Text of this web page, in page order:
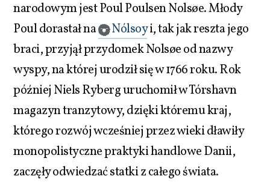
narodowym jest Poul Poulsen Nolsøe. Młody
Poul dorastał na
Nólsoyi, tak jak reszta jego
braci, przyjął przydomek Nolsøe od nazwy
wyspy, na której urodził się w 1766 roku. Rok
później Niels Ryberg uruchomił w Tórshavn
magazyn tranzytowy, dzięki któremu kraj,
którego rozwój wcześniej przez wieki dławiły
monopolistyczne praktyki handlowe Danii,
zaczęły odwiedzać statki z całego świata.